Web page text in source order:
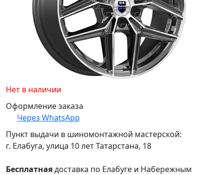
Нет в наличии
Оформление заказа
Через WhatsApp
Пункт выдачи в шиномонтажной мастерской:
г. Елабуга, улица 10 лет Татарстана, 18
Бесплатнаядоставка по Елабуге и Набережным